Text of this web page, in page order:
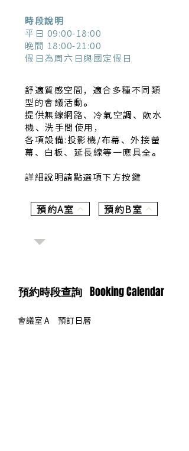
時段說明
平日 09:00-18:00
晚間 18:00-21:00
假日為周六日與國定假日
舒適質感空間，適合多種不同類
型的會議活動。
提供無線網路、冷氣空調、飲水
機、洗手間使用，
各項設備:投影機/布幕、外接螢
幕、白板、延長線等一應具全。
詳細說明請點選項下方按鍵
預約A室 預約B室
​預約時段查詢 Booking Calendar
​會議室 A 預訂日曆​